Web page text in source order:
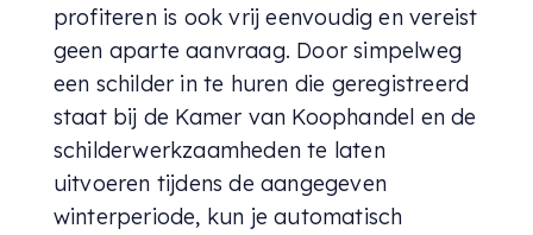
profiteren is ook vrij eenvoudig en vereist
geen aparte aanvraag. Door simpelweg
een schilder in te huren die geregistreerd
staat bij de Kamer van Koophandel en de
schilderwerkzaamheden te laten
uitvoeren tijdens de aangegeven
winterperiode, kun je automatisch